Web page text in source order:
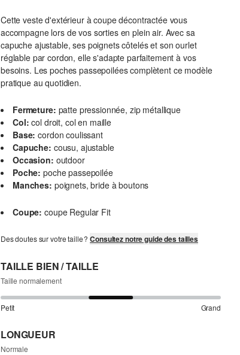
Cette veste d'extérieur à coupe décontractée vous
accompagne lors de vos sorties en plein air. Avec sa
capuche ajustable, ses poignets côtelés et son ourlet
réglable par cordon, elle s'adapte parfaitement à vos
besoins. Les poches passepoilées complètent ce modèle
pratique au quotidien.
Fermeture: patte pressionnée, zip métallique
Col: col droit, col en maille
Base: cordon coulissant
Capuche: cousu, ajustable
Occasion: outdoor
Poche: poche passepoilée
Manches: poignets, bride à boutons
Coupe: coupe Regular Fit
Des doutes sur votre taille ?Consultez notre guide des tailles
TAILLE BIEN / TAILLE
Taille normalement
Petit Grand
LONGUEUR
Normale